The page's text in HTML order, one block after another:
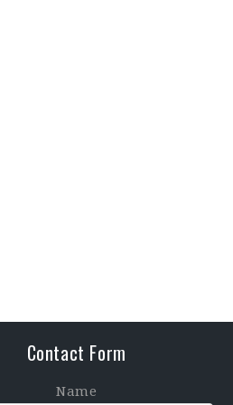
Contact Form
Name